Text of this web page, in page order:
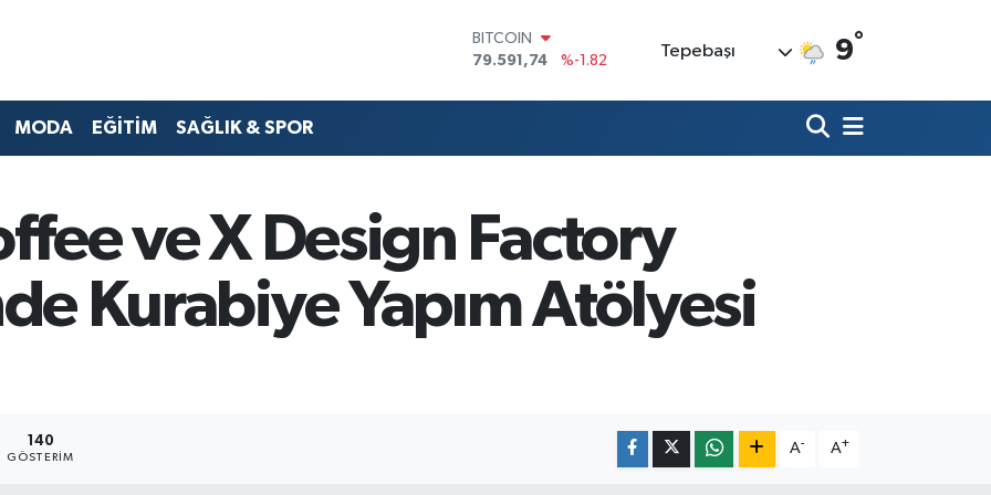
BITCOIN
79.591,74
%-1.82
45,43620
%0.02
G.ALTIN
6862,09000
%0.19
BİST100
14.598,00
%0
Tepebaşı 9°
MODA EĞİTİM SAĞLIK & SPOR
ve X Design Factory
Kurabiye Yapım Atölyesi
140
GÖSTERIM
A- A+